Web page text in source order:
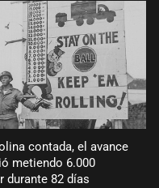
contada, el avance
metiendo 6.000
durante 82 días